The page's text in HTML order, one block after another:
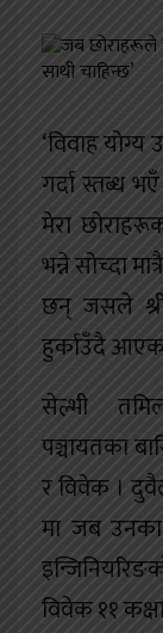
‘विवाह
गर्दा स्तब्ध
मेरा
भन्ने सोच्दा
छन् जसले
हुर्काउँदै
सेल्भी
पञ्चायतका
र विवेक ।
मा जब
विवेक ११